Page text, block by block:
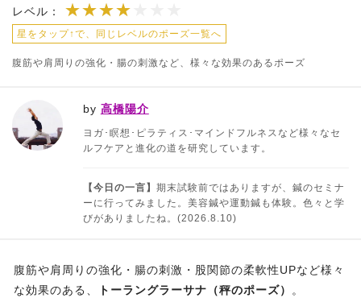
レベル： ★★★★
★★★★★★★
星をタップ↑で、同じレベルのポーズ一覧へ
腹筋や肩周りの強化・腸の刺激など、様々な効果のあるポーズ
by 高橋陽介
ヨガ･瞑想･ピラティス･マインドフルネスなど様々なセ
ルフケアと進化の道を研究しています。
【今日の一言】 期末試験前ではありますが、鍼のセミナ
ーに行ってみました。美容鍼や運動鍼も体験。色々と学
びがありましたね。(2026.8.10)
腹筋や肩周りの強化・腸の刺激・股関節の柔軟性UPなど様々
な効果のある、
トーラングラーサナ（秤のポーズ） 。